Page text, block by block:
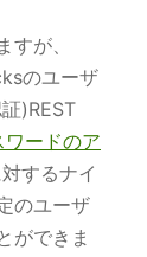
すが、
のユーザ
)REST
ワードのア
するナイ
のユーザ
ができま